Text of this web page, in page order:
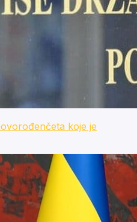
koje je